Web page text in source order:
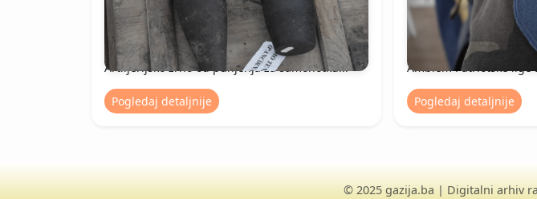
Artiljerijsko zrno od punjenja za samohotku...
Pogledaj detaljnije
Amblem Patriotske lige
Pogledaj detaljnije
© 2025 gazija.ba | Digitalni arhiv